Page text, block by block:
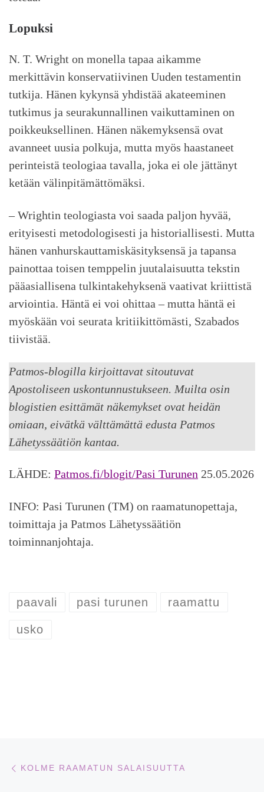
Lopuksi
N. T. Wright on monella tapaa aikamme
merkittävin konservatiivinen Uuden testamentin
tutkija. Hänen kykynsä yhdistää akateeminen
tutkimus ja seurakunnallinen vaikuttaminen on
poikkeuksellinen. Hänen näkemyksensä ovat
avanneet uusia polkuja, mutta myös haastaneet
perinteistä teologiaa tavalla, joka ei ole jättänyt
ketään välinpitämättömäksi.
– Wrightin teologiasta voi saada paljon hyvää,
erityisesti metodologisesti ja historiallisesti. Mutta
hänen vanhurskauttamiskäsityksensä ja tapansa
painottaa toisen temppelin juutalaisuutta tekstin
pääasiallisena tulkintakehyksenä vaativat kriittistä
arviointia. Häntä ei voi ohittaa – mutta häntä ei
myöskään voi seurata kritiikittömästi, Szabados
tiivistää.
Patmos-blogilla kirjoittavat sitoutuvat
Apostoliseen uskontunnustukseen. Muilta osin
blogistien esittämät näkemykset ovat heidän
omiaan, eivätkä välttämättä edusta Patmos
Lähetyssäätiön kantaa.
LÄHDE: Patmos.fi/blogit/Pasi Turunen 25.05.2026
INFO: Pasi Turunen (TM) on raamatunopettaja,
toimittaja ja Patmos Lähetyssäätiön
toiminnanjohtaja.
paavali pasi turunen raamattu
usko
KOLME RAAMATUN SALAISUUTTA